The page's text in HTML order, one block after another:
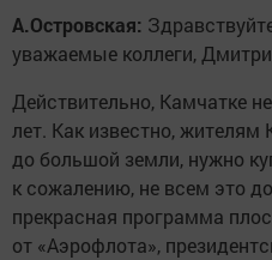
А.Островская:
уважаемые коллеги,
Действительно, Камчатке
лет. Как известно,
до большой земли, нужно
к сожалению, не всем это
прекрасная программа
от «Аэрофлота»,